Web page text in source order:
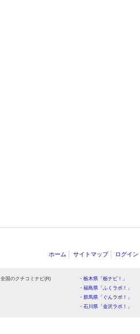
ホーム サイトマップ ログイン
全国のクチコミナビ(R) ・栃木県「栃ナビ！」
・福島県「ふくラボ！」
・群馬県「ぐんラボ！」
・石川県「金沢ラボ！」